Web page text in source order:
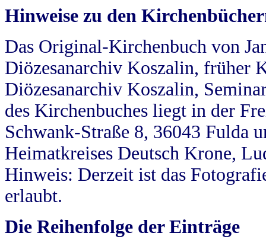
Hinweise zu den
Das Original-Kirchenbuch von
Diözesanarchiv Koszalin, früher
Diözesanarchiv Koszalin,
des Kirchenbuches liegt in der
Schwank-Straße 8, 36043 Fulda
Heimatkreises Deutsch Krone,
Hinweis: Derzeit ist das
erlaubt.
Die Reihenfolge der Einträge